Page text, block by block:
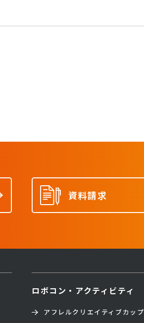
資料請求
ロボコン・アクティビティ
アフレルクリエイティブカップ